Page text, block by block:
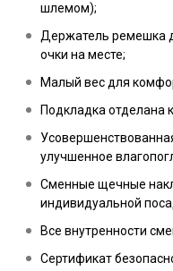
шлемом);
Держатель ремешка
очки на месте;
Малый вес для
Подкладка отделана
улучшенное
Сменные щечные
индивидуальной
Все внутренности
Сертификат